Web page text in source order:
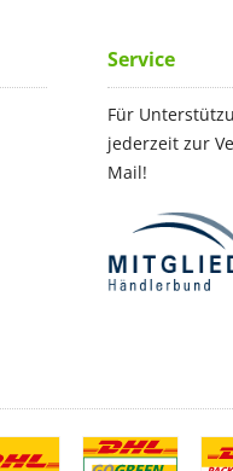
Service
Für
jederzeit zur
Mail!